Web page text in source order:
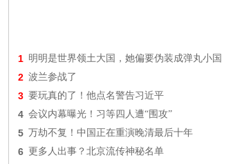
1 明明是世界领土大国，她偏要伪装成弹丸小国
2 波兰参战了
3 要玩真的了！他点名警告习近平
4 会议内幕曝光！习等四人遭“围攻”
5 万劫不复！中国正在重演晚清最后十年
6 更多人出事？北京流传神秘名单